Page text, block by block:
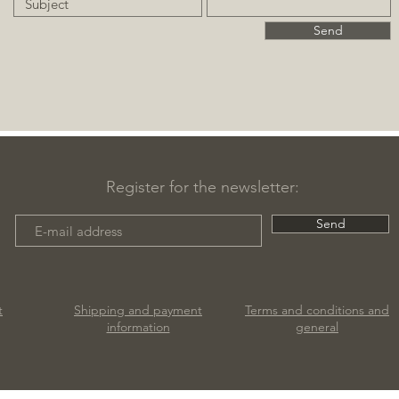
Send
Register for the newsletter:
Send
Shipping and payment
information
Terms and conditions and
general